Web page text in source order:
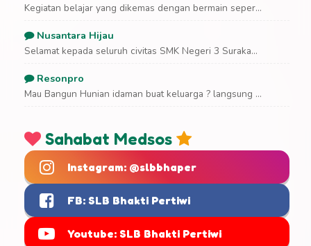
Kegiatan belajar yang dikemas dengan bermain seper...
Nusantara Hijau
Selamat kepada seluruh civitas SMK Negeri 3 Suraka...
Resonpro
Mau Bangun Hunian idaman buat keluarga ? langsung ...
Sahabat Medsos
Instagram: @slbbhaper
FB: SLB Bhakti Pertiwi
Youtube: SLB Bhakti Pertiwi